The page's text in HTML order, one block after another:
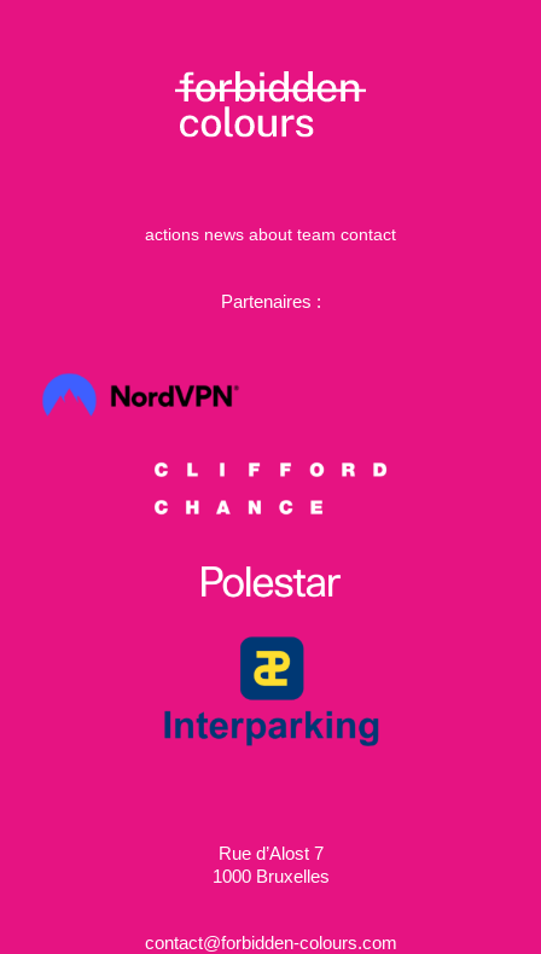
actions news about team contact
Partenaires :
Rue d’Alost 7
1000 Bruxelles
contact@forbidden-colours.com